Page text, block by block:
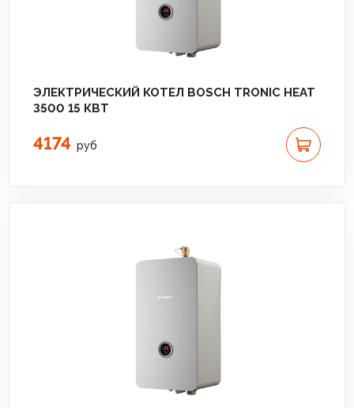
ЭЛЕКТРИЧЕСКИЙ КОТЕЛ BOSCH TRONIC HEAT
3500 15 КВТ
4174 руб